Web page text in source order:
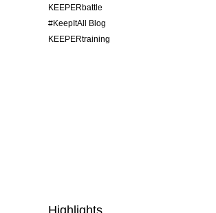
KEEPERbattle
#KeepItAll Blog
KEEPERtraining
Highlights